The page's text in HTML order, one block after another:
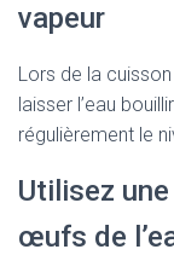
vapeur
Lors de la
laisser l’eau
régulièrement le
Utilisez
œufs de